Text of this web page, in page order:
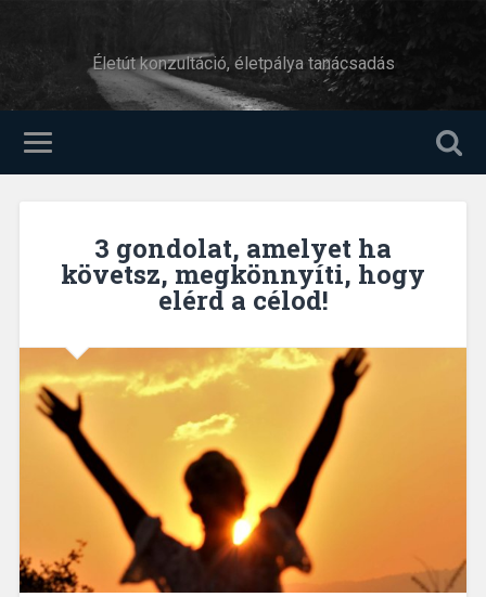
Életút konzultáció, életpálya tanácsadás
3 gondolat, amelyet ha
követsz, megkönnyíti, hogy
elérd a célod!